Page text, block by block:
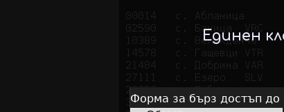
Единен
Форма за бърз достъп до